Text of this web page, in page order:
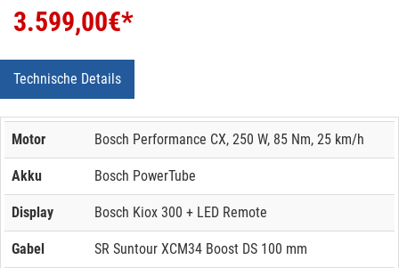
3.599,00€*
Technische Details
Motor Bosch Performance CX, 250 W, 85 Nm, 25 km/h
Akku Bosch PowerTube
Display Bosch Kiox 300 + LED Remote
Gabel SR Suntour XCM34 Boost DS 100 mm